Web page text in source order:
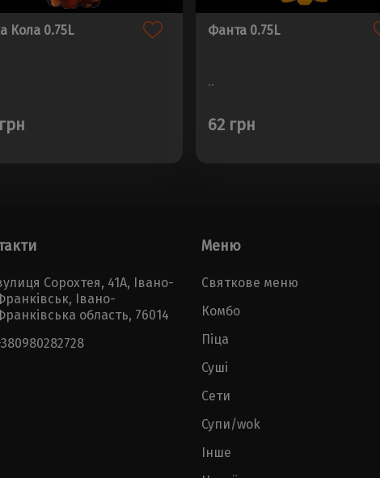
Кола 0.75L Фанта 0.75L
..
62 грн
Сорохтея, 41А, Івано-
Івано-
область, 76014
Меню
Святкове меню
Комбо
Піца
Суші
Сети
Супи/wok
Інше